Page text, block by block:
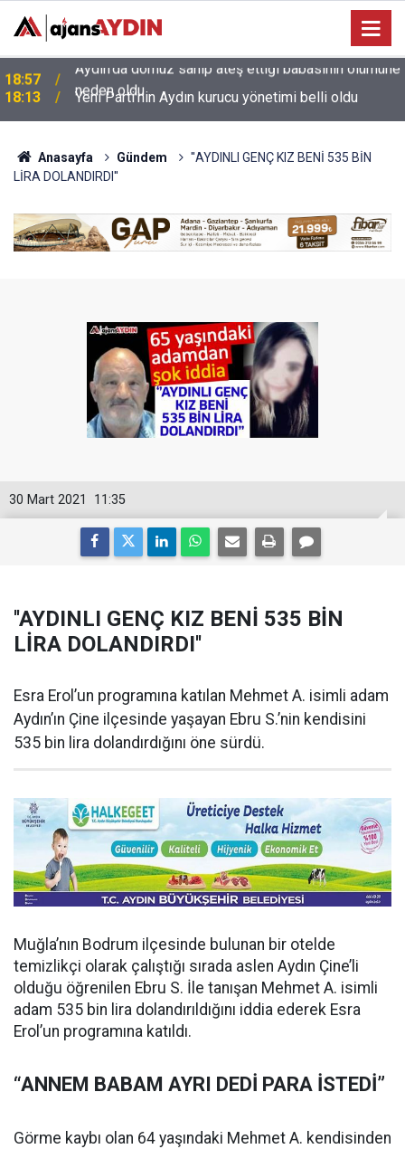
18:13 Yeni Parti'nin Aydın kurucu yönetimi belli oldu
Anasayfa Gündem
''AYDINLI GENÇ KIZ BENİ 535 BİN
LİRA DOLANDIRDI''
11:35
30 Mart 2021
''AYDINLI GENÇ KIZ BENİ 535 BİN
LİRA DOLANDIRDI''
Esra Erol’un programına katılan Mehmet A. isimli adam
Aydın’ın Çine ilçesinde yaşayan Ebru S.’nin kendisini
535 bin lira dolandırdığını öne sürdü.
Muğla’nın Bodrum ilçesinde bulunan bir otelde
temizlikçi olarak çalıştığı sırada aslen Aydın Çine’li
olduğu öğrenilen Ebru S. İle tanışan Mehmet A. isimli
adam 535 bin lira dolandırıldığını iddia ederek Esra
Erol’un programına katıldı.
“ANNEM BABAM AYRI DEDİ PARA İSTEDİ”
Görme kaybı olan 64 yaşındaki Mehmet A. kendisinden